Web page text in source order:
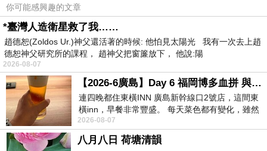
下一篇：恩物
你可能感興趣的文章
*臺灣人造衛星救了我……
趙德恕(Zoldos Ur.)神父還活著的時候: 他怕見太陽光 我有一次去上趙
德恕神父研究所的課程， 趙神父把窗簾放下， 他說:陽
2026-08-07
【2026-6廣島】Day 6 福岡博多血拼 與機場接送少年司機深夜對談
連四晚都住東橫INN 廣島新幹線口2號店，這間東
橫inn，早餐非常豐盛。 每天菜色都有變化，雖然
看到工作人員拿出料理包加熱，但
2026-08-07
八月八日 荷塘清韻